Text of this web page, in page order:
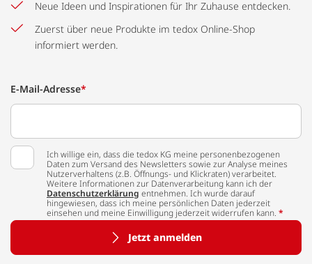
Neue Ideen und Inspirationen für Ihr Zuhause entdecken.
Zuerst über neue Produkte im tedox Online-Shop
informiert werden.
E-Mail-Adresse*
Ich willige ein, dass die tedox KG meine personenbezogenen
Daten zum Versand des Newsletters sowie zur Analyse meines
Nutzerverhaltens (z.B. Öffnungs- und Klickraten) verarbeitet.
Weitere Informationen zur Datenverarbeitung kann ich der
Datenschutzerklärung entnehmen. Ich wurde darauf
hingewiesen, dass ich meine persönlichen Daten jederzeit
einsehen und meine Einwilligung jederzeit widerrufen kann. *
Jetzt anmelden